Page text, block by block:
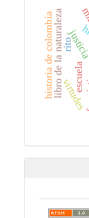
fe
virtudes
libro de la naturaleza
historia de colombia escuela
rito